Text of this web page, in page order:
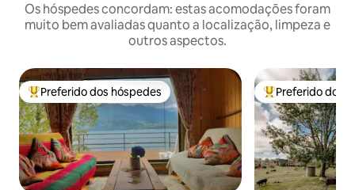
Os hóspedes concordam: estas acomodações foram
muito bem avaliadas quanto a localização, limpeza e
outros aspectos.
Entre os melhores preferidos dos hóspedes
Preferido dos hóspedes Entre os
Preferido dos